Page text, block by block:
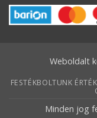
Weboldalt
FESTÉKBOLTUNK
Minden jog